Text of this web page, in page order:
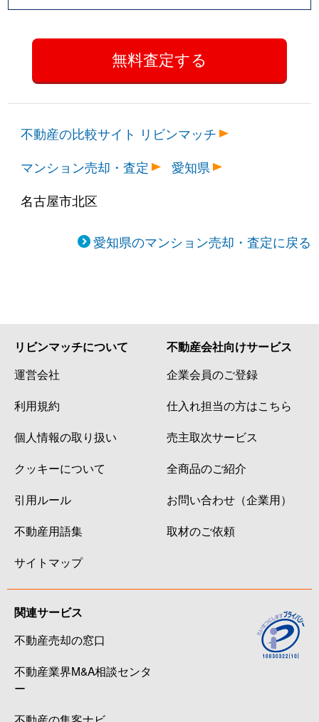
不動産の比較サイト リビンマッチ
マンション売却・査定
愛知県
名古屋市北区
愛知県のマンション売却・査定に戻る
リビンマッチについて
運営会社
利用規約
個人情報の取り扱い
クッキーについて
引用ルール
不動産用語集
サイトマップ
不動産会社向けサービス
企業会員のご登録
仕入れ担当の方はこちら
売主取次サービス
全商品のご紹介
お問い合わせ（企業用）
取材のご依頼
関連サービス
不動産売却の窓口
不動産業界M&A相談センタ
ー